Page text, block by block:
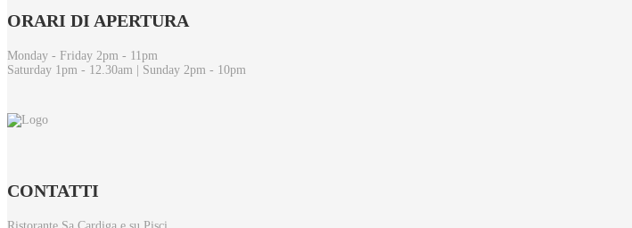
ORARI DI APERTURA
Monday - Friday 2pm - 11pm
Saturday 1pm - 12.30am | Sunday 2pm - 10pm
CONTATTI